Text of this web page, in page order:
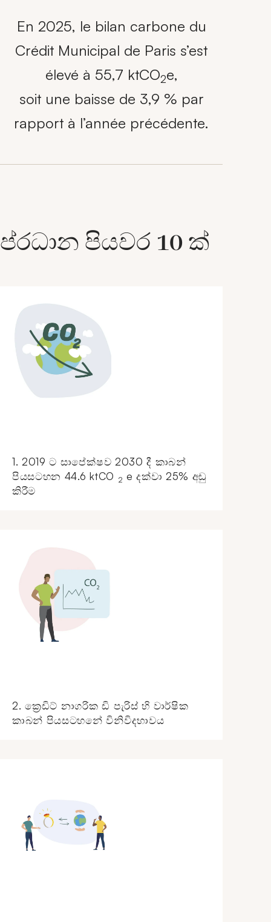
En 2025, le bilan carbone du
Crédit Municipal de Paris s’est
élevé à 55,7 ktCO2e,
soit une baisse de 3,9 % par
rapport à l’année précédente.
ප්රධාන පියවර 10 ක්
1. 2019 ට සාපේක්ෂව 2030 දී කාබන්
පියසටහන 44.6 ktCO 2 e දක්වා 25% අඩු
කිරීම
2. ක්‍රෙඩිට් නාගරික ඩි පැරිස් හි වාර්ෂික
කාබන් පියසටහනේ විනිවිදභාවය